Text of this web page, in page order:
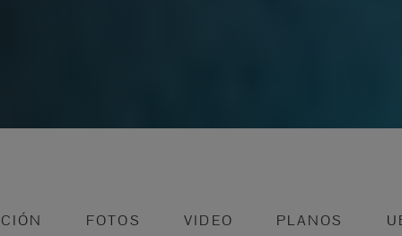
FOTOS VIDEO PLANOS